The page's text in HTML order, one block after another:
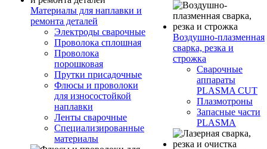
Материалы для наплавки и
ремонта деталей
Электроды сварочные
Проволока сплошная
Проволока
порошковая
Прутки присадочные
Флюсы и проволоки
для износостойкой
наплавки
Ленты сварочные
Специализированные
материалы
Воздушно-плазменная
сварка, резка и
строжка
Сварочные
аппараты
PLASMA CUT
Плазмотроны
Запасные части
PLASMA